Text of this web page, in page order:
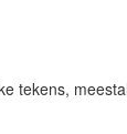
tekens,